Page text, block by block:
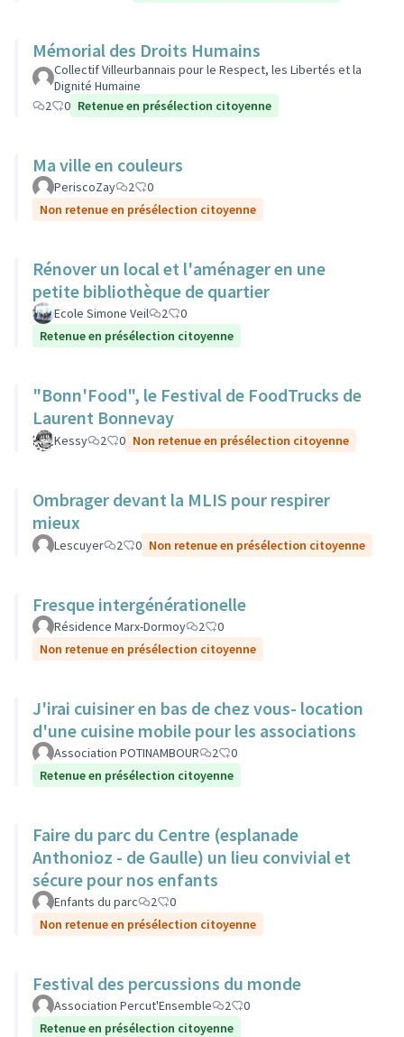
Mémorial des Droits Humains
Collectif Villeurbannais pour le Respect, les Libertés et la
Dignité Humaine
2
0 Retenue en présélection citoyenne
Ma ville en couleurs
PeriscoZay 2
0
Non retenue en présélection citoyenne
Rénover un local et l'aménager en une
petite bibliothèque de quartier
Ecole Simone Veil 2
0
Retenue en présélection citoyenne
"Bonn'Food", le Festival de FoodTrucks de
Laurent Bonnevay
Kessy 2 0 Non retenue en présélection citoyenne
Ombrager devant la MLIS pour respirer
mieux
Lescuyer 2 0 Non retenue en présélection citoyenne
Fresque intergénérationelle
Résidence Marx-Dormoy 2
0
Non retenue en présélection citoyenne
J'irai cuisiner en bas de chez vous- location
d'une cuisine mobile pour les associations
Association POTINAMBOUR 2
0
Retenue en présélection citoyenne
Faire du parc du Centre (esplanade
Anthonioz - de Gaulle) un lieu convivial et
sécure pour nos enfants
Enfants du parc 2
0
Non retenue en présélection citoyenne
Festival des percussions du monde
Association Percut'Ensemble 2
0
Retenue en présélection citoyenne